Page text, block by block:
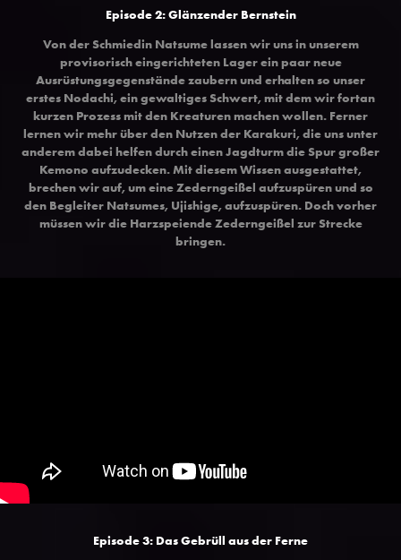
Episode 2: Glänzender Bernstein
Von der Schmiedin Natsume lassen wir uns in unserem
provisorisch eingerichteten Lager ein paar neue
Ausrüstungsgegenstände zaubern und erhalten so unser
erstes Nodachi, ein gewaltiges Schwert, mit dem wir fortan
kurzen Prozess mit den Kreaturen machen wollen. Ferner
lernen wir mehr über den Nutzen der Karakuri, die uns unter
anderem dabei helfen durch einen Jagdturm die Spur großer
Kemono aufzudecken. Mit diesem Wissen ausgestattet,
brechen wir auf, um eine Zederngeißel aufzuspüren und so
den Begleiter Natsumes, Ujishige, aufzuspüren. Doch vorher
müssen wir die Harzspeiende Zederngeißel zur Strecke
bringen.
Episode 3: Das Gebrüll aus der Ferne